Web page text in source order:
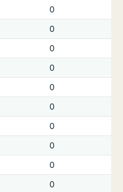
0
0
0
0
0
0
0
0
0
0